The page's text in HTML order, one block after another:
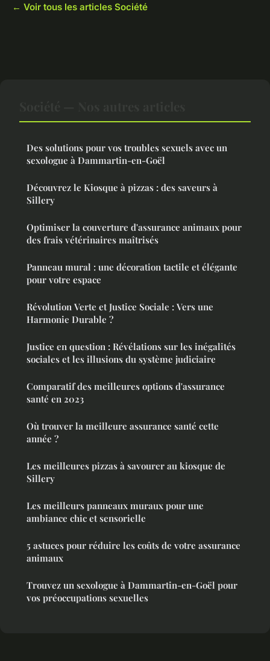
← Voir tous les articles Société
Des solutions pour vos troubles sexuels avec un
sexologue à Dammartin-en-Goël
Découvrez le Kiosque à pizzas : des saveurs à
Sillery
Optimiser la couverture d'assurance animaux pour
des frais vétérinaires maîtrisés
Panneau mural : une décoration tactile et élégante
pour votre espace
Révolution Verte et Justice Sociale : Vers une
Harmonie Durable ?
Justice en question : Révélations sur les inégalités
sociales et les illusions du système judiciaire
Comparatif des meilleures options d'assurance
santé en 2023
Où trouver la meilleure assurance santé cette
année ?
Les meilleures pizzas à savourer au kiosque de
Sillery
Les meilleurs panneaux muraux pour une
ambiance chic et sensorielle
5 astuces pour réduire les coûts de votre assurance
animaux
Trouvez un sexologue à Dammartin-en-Goël pour
vos préoccupations sexuelles